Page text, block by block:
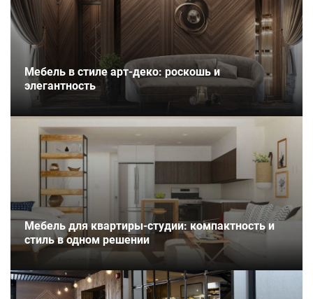
Мебель в стиле арт-деко: роскошь и
элегантность
Мебель для квартиры-студии: компактность и
стиль в одном решении